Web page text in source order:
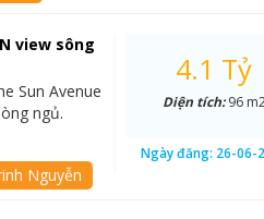
view sông
Sun Avenue
ngủ.
Nguyễn
4.1 Tỷ
Diện tích:96
Ngày đăng: 26-06-